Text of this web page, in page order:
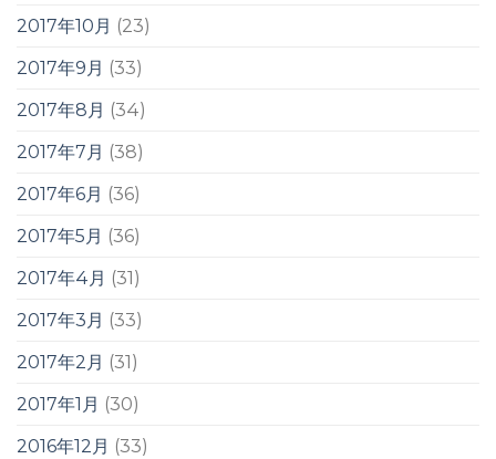
2017年10月 (23)
2017年9月 (33)
2017年8月 (34)
2017年7月 (38)
2017年6月 (36)
2017年5月 (36)
2017年4月 (31)
2017年3月 (33)
2017年2月 (31)
2017年1月 (30)
2016年12月 (33)